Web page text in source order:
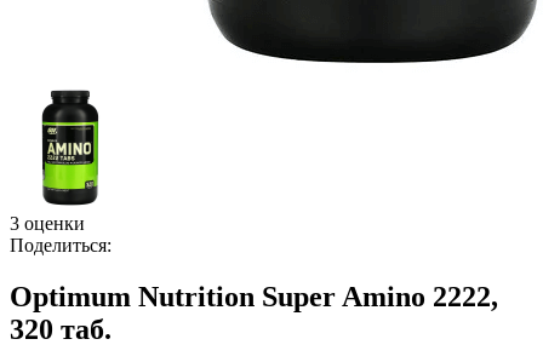
3 оценки
Поделиться:
Optimum Nutrition Super Amino 2222,
320 таб.